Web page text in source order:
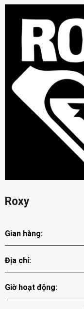
Roxy
Gian hàng:
Địa chỉ:
Giờ hoạt động: